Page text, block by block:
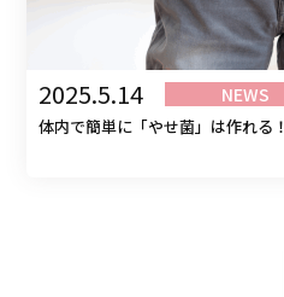
2025.5.14 NEWS
体内で簡単に「やせ菌」は作れる！